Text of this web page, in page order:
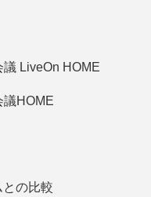
LiveOn HOME
議HOME
の比較